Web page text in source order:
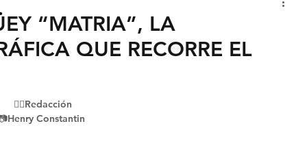
“MATRIA”, LA
QUE RECORRE EL
✍🏻Redacción
Constantin